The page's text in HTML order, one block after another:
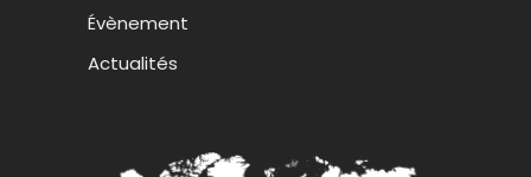
Évènement
Actualités